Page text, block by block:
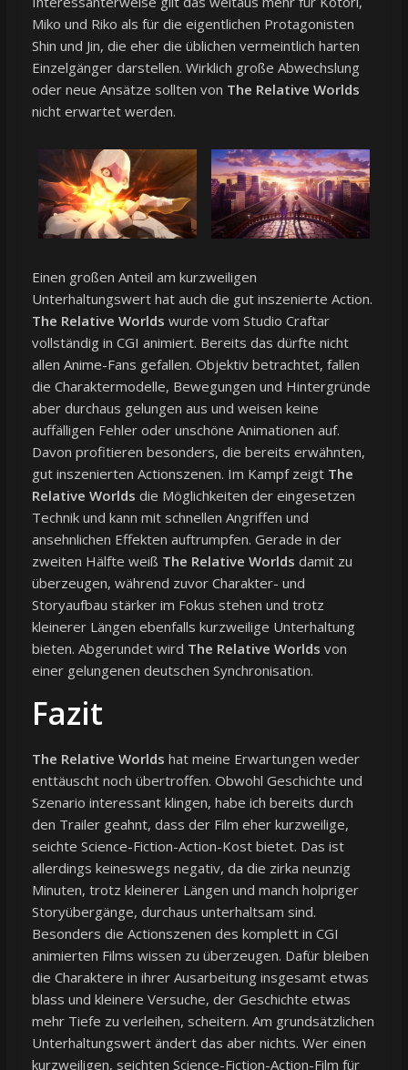
Miko und Riko als für die eigentlichen Protagonisten
Shin und Jin, die eher die üblichen vermeintlich harten
Einzelgänger darstellen. Wirklich große Abwechslung
oder neue Ansätze sollten von The Relative Worlds
nicht erwartet werden.
Einen großen Anteil am kurzweiligen
Unterhaltungswert hat auch die gut inszenierte Action.
The Relative Worlds wurde vom Studio Craftar
vollständig in CGI animiert. Bereits das dürfte nicht
allen Anime-Fans gefallen. Objektiv betrachtet, fallen
die Charaktermodelle, Bewegungen und Hintergründe
aber durchaus gelungen aus und weisen keine
auffälligen Fehler oder unschöne Animationen auf.
Davon profitieren besonders, die bereits erwähnten,
gut inszenierten Actionszenen. Im Kampf zeigt The
Relative Worlds die Möglichkeiten der eingesetzen
Technik und kann mit schnellen Angriffen und
ansehnlichen Effekten auftrumpfen. Gerade in der
zweiten Hälfte weiß The Relative Worlds damit zu
überzeugen, während zuvor Charakter- und
Storyaufbau stärker im Fokus stehen und trotz
kleinerer Längen ebenfalls kurzweilige Unterhaltung
bieten. Abgerundet wird The Relative Worlds von
einer gelungenen deutschen Synchronisation.
Fazit
The Relative Worlds hat meine Erwartungen weder
enttäuscht noch übertroffen. Obwohl Geschichte und
Szenario interessant klingen, habe ich bereits durch
den Trailer geahnt, dass der Film eher kurzweilige,
seichte Science-Fiction-Action-Kost bietet. Das ist
allerdings keineswegs negativ, da die zirka neunzig
Minuten, trotz kleinerer Längen und manch holpriger
Storyübergänge, durchaus unterhaltsam sind.
Besonders die Actionszenen des komplett in CGI
animierten Films wissen zu überzeugen. Dafür bleiben
die Charaktere in ihrer Ausarbeitung insgesamt etwas
blass und kleinere Versuche, der Geschichte etwas
mehr Tiefe zu verleihen, scheitern. Am grundsätzlichen
Unterhaltungswert ändert das aber nichts. Wer einen
kurzweiligen, seichten Science-Fiction-Action-Film für